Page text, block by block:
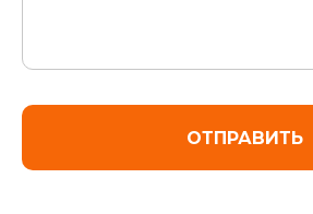
ОТПРАВИТЬ